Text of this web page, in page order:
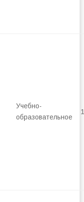
Учебно-
образовательное